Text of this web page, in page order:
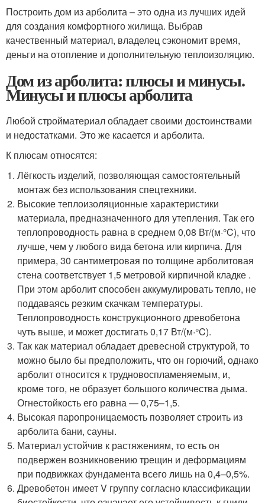
Построить дом из арболита – это одна из лучших идей
для создания комфортного жилища. Выбрав
качественный материал, владелец сэкономит время,
деньги на отопление и дополнительную теплоизоляцию.
Дом из арболита: плюсы и минусы.
Минусы и плюсы арболита
Любой стройматериал обладает своими достоинствами
и недостатками. Это же касается и арболита.
К плюсам относятся:
Лёгкость изделий, позволяющая самостоятельный
монтаж без использования спецтехники.
Высокие теплоизоляционные характеристики
материала, предназначенного для утепления. Так его
теплопроводность равна в среднем 0,08 Вт/(м·°C), что
лучше, чем у любого вида бетона или кирпича. Для
примера, 30 сантиметровая по толщине арболитовая
стена соответствует 1,5 метровой кирпичной кладке .
При этом арболит способен аккумулировать тепло, не
поддаваясь резким скачкам температуры.
Теплопроводность конструкционного древобетона
чуть выше, и может достигать 0,17 Вт/(м·°C).
Так как материал обладает древесной структурой, то
можно было бы предположить, что он горючий, однако
арболит относится к трудновоспламеняемым, и,
кроме того, не образует большого количества дыма.
Огнестойкость его равна — 0,75–1,5.
Высокая паропроницаемость позволяет строить из
арболита бани, сауны.
Материал устойчив к растяжениям, то есть он
подвержен возникновению трещин и деформациям
при подвижках фундамента всего лишь на 0,4–0,5%.
Древобетон имеет V группу согласно классификации